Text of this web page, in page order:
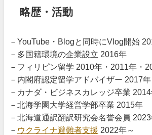
略歴・活動
－YouTube・Blogと同時にVlog開始
－多国籍環境の企業設立 2016年
－フィリピン留学 2010年・2011年・
－内閣府認定留学アドバイザー 2017年
－カナダ・ビジネスカレッジ卒業
－北海学園大学経営学部卒業 2015年
－北海道通訳翻訳研究会名誉会員 2023
－ ウクライナ避難者支援 2022年～